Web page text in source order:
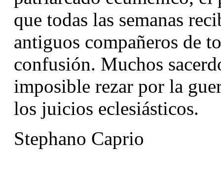
que todas las semanas
antiguos compañeros de
confusión. Muchos
imposible rezar por la
los juicios eclesiásticos.
Stephano Caprio